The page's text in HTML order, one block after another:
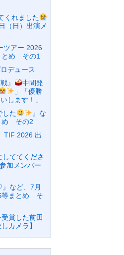
くれました
（日）出演メ
ツアー 2026
とめ その1
デュース
』
中間発
」「優勝
します！」
した
』な
め その2
TIF 2026 出
しててくださ
加メンバー
など、7月
等まとめ そ
賞した前田
カメラ】